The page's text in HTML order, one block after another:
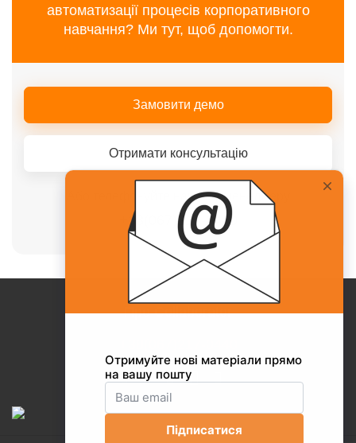
автоматизації процесів корпоративного
навчання? Ми тут, щоб допомогти.
Замовити демо
Отримати консультацію
Або телефонуйте нашому менеджеру
+38(067)217-0440
Про Collaborator